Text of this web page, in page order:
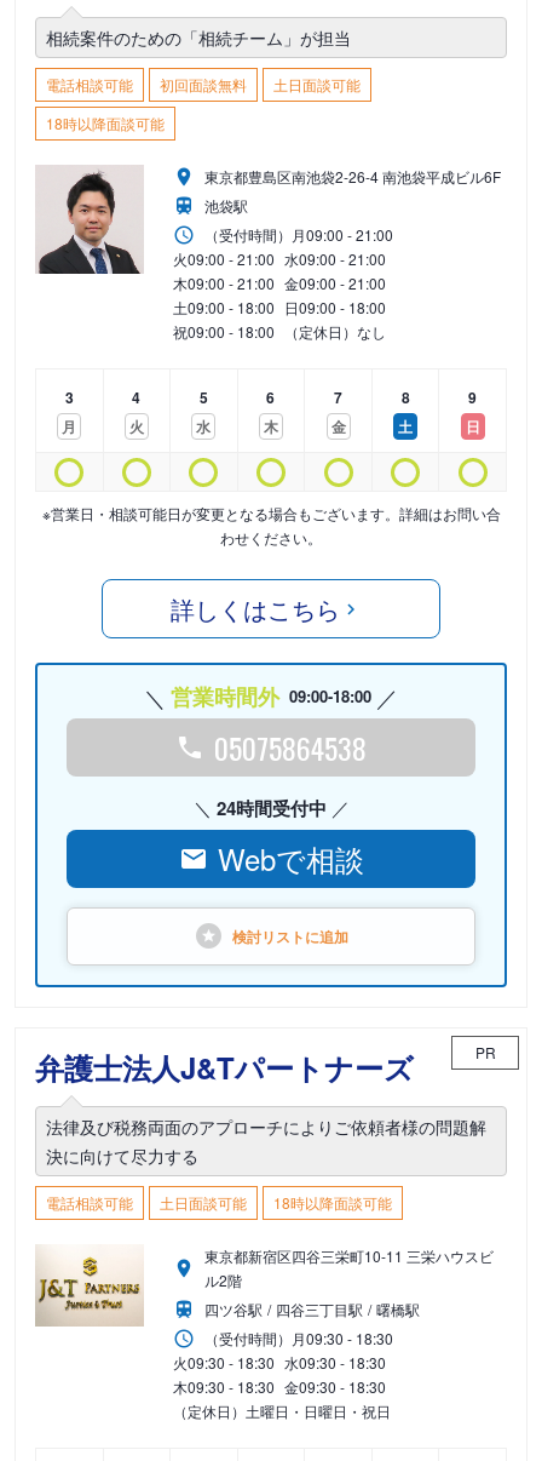
相続案件のための「相続チーム」が担当
電話相談可能 初回面談無料
土日面談可能
18時以降面談可能
東京都豊島区南池袋2-26-4 南池袋平成ビル6F
池袋駅
（受付時間） 月09:00 - 21:00
火09:00 - 21:00 水09:00 - 21:00
木09:00 - 21:00 金09:00 - 21:00
土09:00 - 18:00 日09:00 - 18:00
祝09:00 - 18:00 （定休日）なし
3
月
4
火
5
水
6
木
7
金
8
土
9
日
※営業日・相談可能日が変更となる場合もございます。詳細はお問い合
わせください。
詳しくはこちら
営業時間外 09:00-18:00
05075864538
24時間受付中
Webで相談
検討リストに追加
弁護士法人J&Tパートナーズ PR
法律及び税務両面のアプローチによりご依頼者様の問題解
決に向けて尽力する
電話相談可能 土日面談可能 18時以降面談可能
東京都新宿区四谷三栄町10-11 三栄ハウスビ
ル2階
四ツ谷駅
四谷三丁目駅
曙橋駅
（受付時間） 月09:30 - 18:30
火09:30 - 18:30 水09:30 - 18:30
木09:30 - 18:30 金09:30 - 18:30
（定休日）土曜日・日曜日・祝日